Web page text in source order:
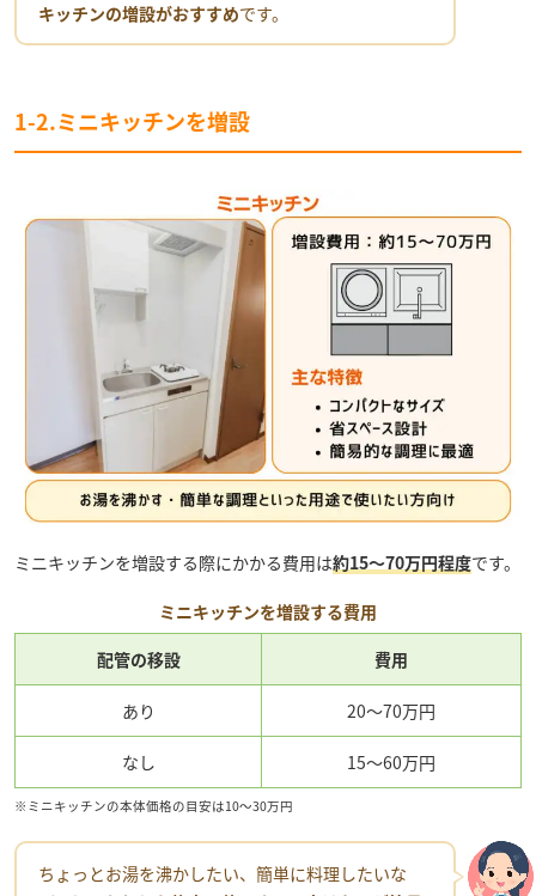
キッチンの増設がおすすめです。
1-2.ミニキッチンを増設
ミニキッチンを増設する際にかかる費用は約15～70万円程度です。
ミニキッチンを増設する費用
配管の移設
費用
あり 20～70万円
なし 15～60万円
※ミニキッチンの本体価格の目安は10～30万円
ちょっとお湯を沸かしたい、簡単に料理したいな